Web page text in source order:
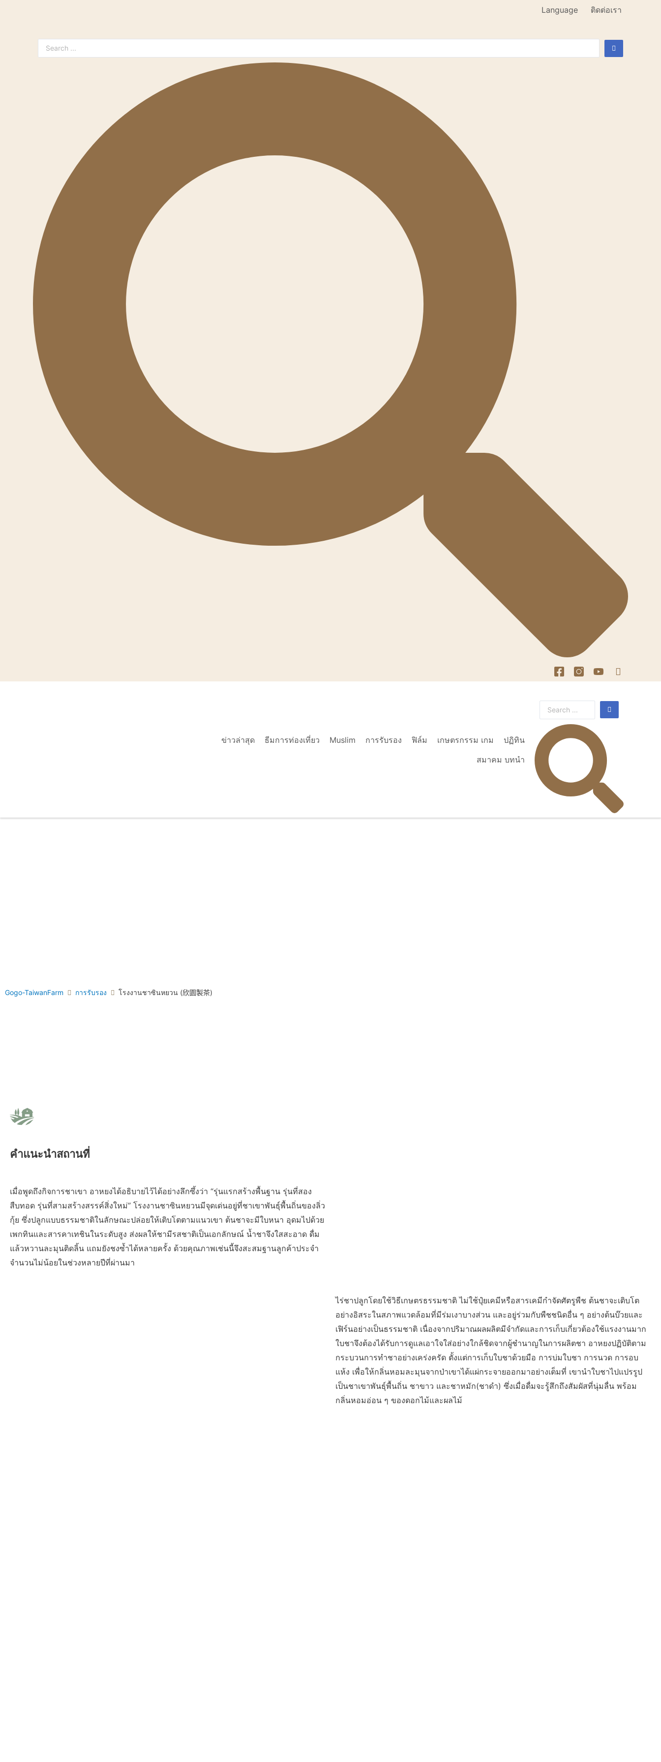
Language ติดต่อเรา
ข่าวล่าสุด ธีมการท่องเที่ยว Muslim การรับรอง ฟิล์ม เกษตรกรรม เกม
ปฏิทิน
สมาคม บทนำ
Gogo-TaiwanFarm การรับรอง โรงงานชาซินหยวน (欣園製茶)
คำแนะนำสถานที่
เมื่อพูดถึงกิจการชาเขา อาหยงได้อธิบายไว้ได้อย่างลึกซึ้งว่า “รุ่นแรกสร้างพื้นฐาน รุ่นที่สอง
สืบทอด รุ่นที่สามสร้างสรรค์สิ่งใหม่” โรงงานชาซินหยวนมีจุดเด่นอยู่ที่ชาเขาพันธุ์พื้นถิ่นของลิ่ว
กุ้ย ซึ่งปลูกแบบธรรมชาติในลักษณะปล่อยให้เติบโตตามแนวเขา ต้นชาจะมีใบหนา อุดมไปด้วย
เพกทินและสารคาเทชินในระดับสูง ส่งผลให้ชามีรสชาติเป็นเอกลักษณ์ น้ำชาจึงใสสะอาด ดื่ม
แล้วหวานละมุนติดลิ้น แถมยังชงซ้ำได้หลายครั้ง ด้วยคุณภาพเช่นนี้จึงสะสมฐานลูกค้าประจำ
จำนวนไม่น้อยในช่วงหลายปีที่ผ่านมา
ไร่ชาปลูกโดยใช้วิธีเกษตรธรรมชาติ ไม่ใช้ปุ๋ยเคมีหรือสารเคมีกำจัดศัตรูพืช ต้นชาจะเติบโต
อย่างอิสระในสภาพแวดล้อมที่มีร่มเงาบางส่วน และอยู่ร่วมกับพืชชนิดอื่น ๆ อย่างต้นบ๊วยและ
เฟิร์นอย่างเป็นธรรมชาติ เนื่องจากปริมาณผลผลิตมีจำกัดและการเก็บเกี่ยวต้องใช้แรงงานมาก
ใบชาจึงต้องได้รับการดูแลเอาใจใส่อย่างใกล้ชิดจากผู้ชำนาญในการผลิตชา อาหยงปฏิบัติตาม
กระบวนการทำชาอย่างเคร่งครัด ตั้งแต่การเก็บใบชาด้วยมือ การบ่มใบชา การนวด การอบ
แห้ง เพื่อให้กลิ่นหอมละมุนจากป่าเขาได้แผ่กระจายออกมาอย่างเต็มที่ เขานำใบชาไปแปรรูป
เป็นชาเขาพันธุ์พื้นถิ่น ชาขาว และชาหมัก(ชาดำ) ซึ่งเมื่อดื่มจะรู้สึกถึงสัมผัสที่นุ่มลื่น พร้อม
กลิ่นหอมอ่อน ๆ ของดอกไม้และผลไม้